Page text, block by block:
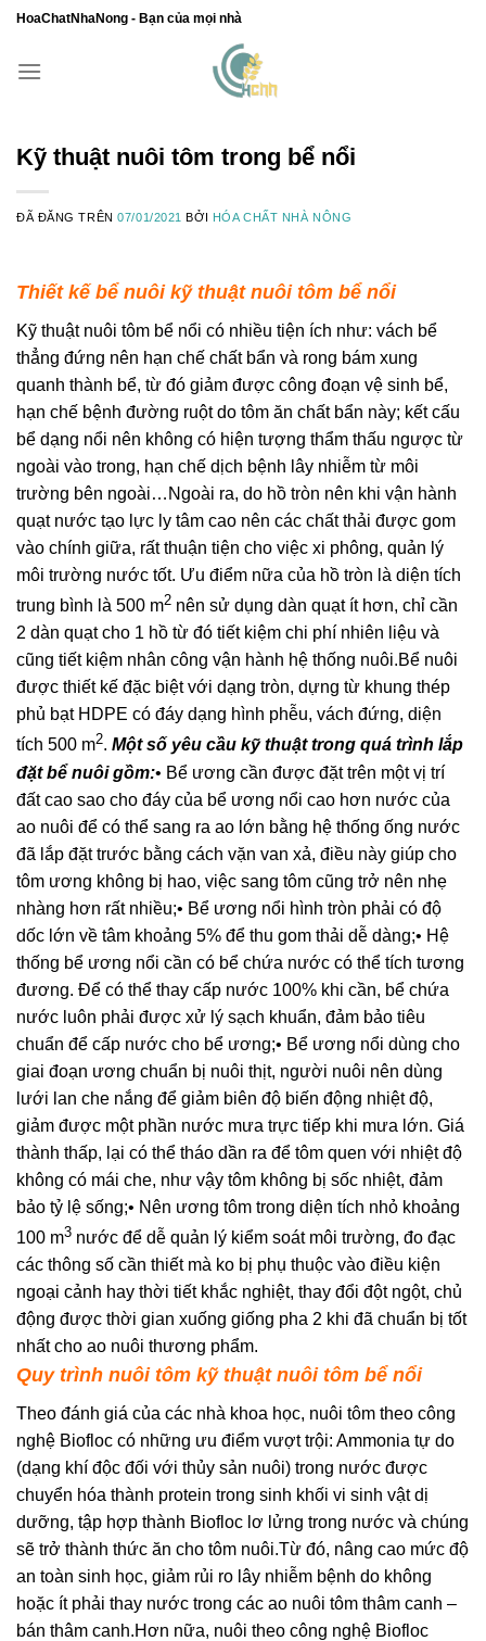
Chuyển
nội
HoaChatNhaNong - Bạn của mọi nhà
Kỹ thuật nuôi tôm trong bể nổi
ĐÃ ĐĂNG TRÊN07/01/2021 BỞI HÓA CHẤT NHÀ NÔNG
Thiết kế bể nuôi kỹ thuật nuôi tôm bể nổi
Kỹ thuật nuôi tôm bể nổi có nhiều tiện ích như: vách bể
thẳng đứng nên hạn chế chất bẩn và rong bám xung
quanh thành bể, từ đó giảm được công đoạn vệ sinh bể,
hạn chế bệnh đường ruột do tôm ăn chất bẩn này; kết cấu
bể dạng nổi nên không có hiện tượng thẩm thấu ngược từ
ngoài vào trong, hạn chế dịch bệnh lây nhiễm từ môi
trường bên ngoài…Ngoài ra, do hồ tròn nên khi vận hành
quạt nước tạo lực ly tâm cao nên các chất thải được gom
vào chính giữa, rất thuận tiện cho việc xi phông, quản lý
môi trường nước tốt. Ưu điểm nữa của hồ tròn là diện tích
trung bình là 500 m2 nên sử dụng dàn quạt ít hơn, chỉ cần
2 dàn quạt cho 1 hồ từ đó tiết kiệm chi phí nhiên liệu và
cũng tiết kiệm nhân công vận hành hệ thống nuôi.Bể nuôi
được thiết kế đặc biệt với dạng tròn, dựng từ khung thép
phủ bạt HDPE có đáy dạng hình phễu, vách đứng, diện
tích 500 m2. Một số yêu cầu kỹ thuật trong quá trình lắp
đặt bể nuôi gồm:• Bể ương cần được đặt trên một vị trí
đất cao sao cho đáy của bể ương nổi cao hơn nước của
ao nuôi để có thể sang ra ao lớn bằng hệ thống ống nước
đã lắp đặt trước bằng cách vặn van xả, điều này giúp cho
tôm ương không bị hao, việc sang tôm cũng trở nên nhẹ
nhàng hơn rất nhiều;• Bể ương nổi hình tròn phải có độ
dốc lớn về tâm khoảng 5% để thu gom thải dễ dàng;• Hệ
thống bể ương nổi cần có bể chứa nước có thể tích tương
đương. Để có thể thay cấp nước 100% khi cần, bể chứa
nước luôn phải được xử lý sạch khuẩn, đảm bảo tiêu
chuẩn để cấp nước cho bể ương;• Bể ương nổi dùng cho
giai đoạn ương chuẩn bị nuôi thịt, người nuôi nên dùng
lưới lan che nắng để giảm biên độ biến động nhiệt độ,
giảm được một phần nước mưa trực tiếp khi mưa lớn. Giá
thành thấp, lại có thể tháo dần ra để tôm quen với nhiệt độ
không có mái che, như vậy tôm không bị sốc nhiệt, đảm
bảo tỷ lệ sống;• Nên ương tôm trong diện tích nhỏ khoảng
100 m3 nước để dễ quản lý kiểm soát môi trường, đo đạc
các thông số cần thiết mà ko bị phụ thuộc vào điều kiện
ngoại cảnh hay thời tiết khắc nghiệt, thay đổi đột ngột, chủ
động được thời gian xuống giống pha 2 khi đã chuẩn bị tốt
nhất cho ao nuôi thương phẩm.
Quy trình nuôi tôm kỹ thuật nuôi tôm bể nổi
Theo đánh giá của các nhà khoa học, nuôi tôm theo công
nghệ Biofloc có những ưu điểm vượt trội: Ammonia tự do
(dạng khí độc đối với thủy sản nuôi) trong nước được
chuyển hóa thành protein trong sinh khối vi sinh vật dị
dưỡng, tập hợp thành Biofloc lơ lửng trong nước và chúng
sẽ trở thành thức ăn cho tôm nuôi.Từ đó, nâng cao mức độ
an toàn sinh học, giảm rủi ro lây nhiễm bệnh do không
hoặc ít phải thay nước trong các ao nuôi tôm thâm canh –
bán thâm canh.Hơn nữa, nuôi theo công nghệ Biofloc